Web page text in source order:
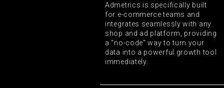
Admetrics is specifically built
for e-commerce teams and
integrates seamlessly with any
shop and ad platform, providing
a "no-code" way to turn your
data into a powerful growth tool
immediately.